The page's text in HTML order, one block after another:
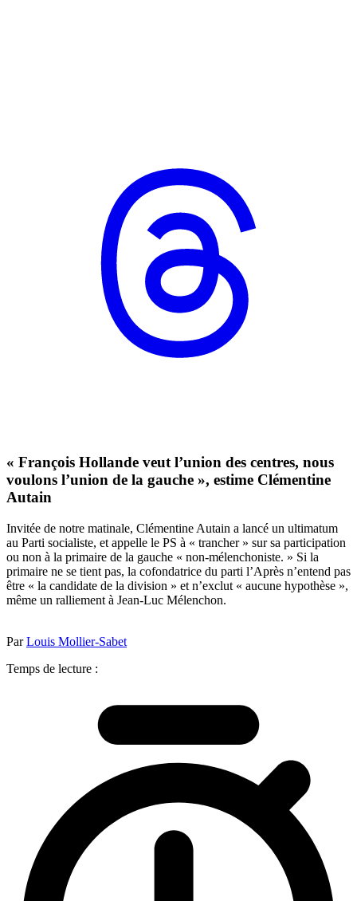
« François Hollande veut l’union des centres, nous
voulons l’union de la gauche », estime Clémentine
Autain
Invitée de notre matinale, Clémentine Autain a lancé un ultimatum
au Parti socialiste, et appelle le PS à « trancher » sur sa participation
ou non à la primaire de la gauche « non-mélenchoniste. » Si la
primaire ne se tient pas, la cofondatrice du parti l’Après n’entend pas
être « la candidate de la division » et n’exclut « aucune hypothèse »,
même un ralliement à Jean-Luc Mélenchon.
ParLouis Mollier-Sabet
Temps de lecture :